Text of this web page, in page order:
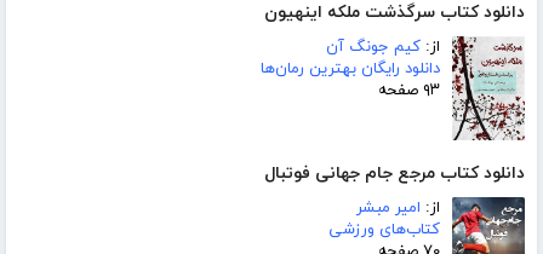
دانلود کتاب سرگذشت ملکه اینهیون
از: کیم جونگ آن
دانلود رایگان بهترین رمان‌ها
۹۳ صفحه
دانلود کتاب مرجع جام جهانی فوتبال
از: امیر مبشر
کتاب‌های ورزشی